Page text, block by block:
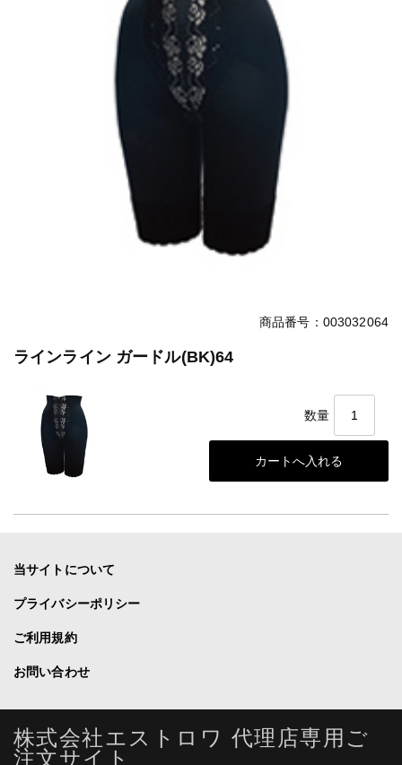
商品番号：003032064
ラインライン ガードル(BK)64
数量
当サイトについて
プライバシーポリシー
ご利用規約
お問い合わせ
株式会社エストロワ 代理店専用ご
注文サイト